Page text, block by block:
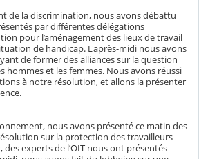
de la discrimination, nous avons débattu
par différentes délégations
pour l’aménagement des lieux de travail
de handicap. L'après-midi nous avons
de former des alliances sur la question
hommes et les femmes. Nous avons réussi
à notre résolution, et allons la présenter
nous avons présenté ce matin des
sur la protection des travailleurs
des experts de l’OIT nous ont présentés